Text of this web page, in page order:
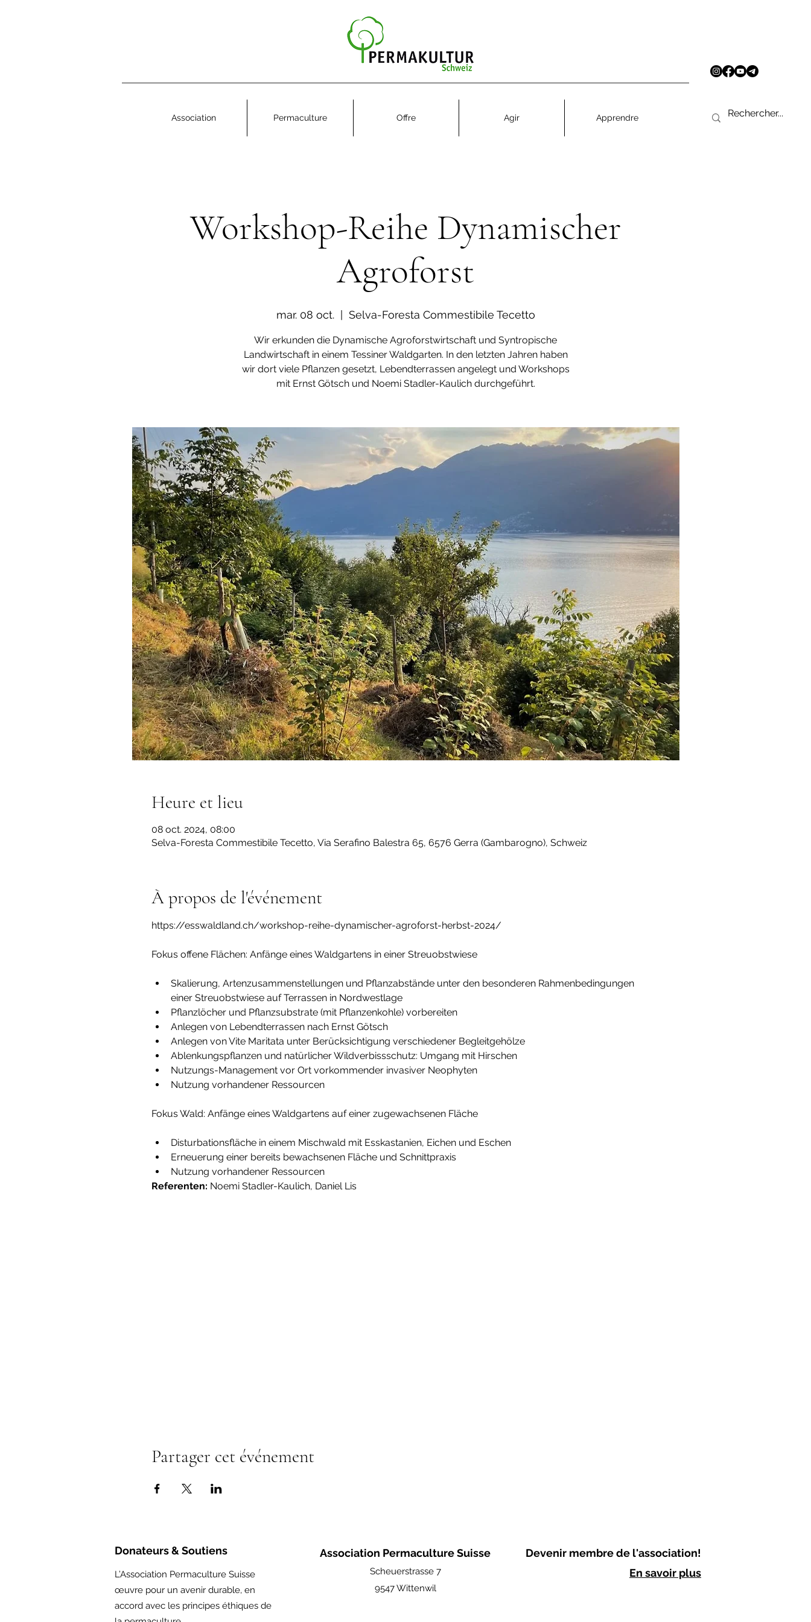
Association Permaculture Offre Agir Apprendre
Workshop-Reihe Dynamischer
Agroforst
mar. 08 oct.
  |
Selva-Foresta Commestibile Tecetto
Wir erkunden die Dynamische Agroforstwirtschaft und Syntropische
Landwirtschaft in einem Tessiner Waldgarten. In den letzten Jahren haben
wir dort viele Pflanzen gesetzt, Lebendterrassen angelegt und Workshops
mit Ernst Götsch und Noemi Stadler-Kaulich durchgeführt.
Heure et lieu
08 oct. 2024, 08:00
Selva-Foresta Commestibile Tecetto, Via Serafino Balestra 65, 6576 Gerra (Gambarogno), Schweiz
À propos de l'événement
https://esswaldland.ch/workshop-reihe-dynamischer-agroforst-herbst-2024/
Fokus offene Flächen: Anfänge eines Waldgartens in einer Streuobstwiese
Skalierung, Artenzusammenstellungen und Pflanzabstände unter den besonderen Rahmenbedingungen
einer Streuobstwiese auf Terrassen in Nordwestlage
Pflanzlöcher und Pflanzsubstrate (mit Pflanzenkohle) vorbereiten
Anlegen von Lebendterrassen nach Ernst Götsch
Anlegen von Vite Maritata unter Berücksichtigung verschiedener Begleitgehölze
Ablenkungspflanzen und natürlicher Wildverbissschutz: Umgang mit Hirschen
Nutzungs-Management vor Ort vorkommender invasiver Neophyten
Nutzung vorhandener Ressourcen
Fokus Wald: Anfänge eines Waldgartens auf einer zugewachsenen Fläche
Disturbationsfläche in einem Mischwald mit Esskastanien, Eichen und Eschen
Erneuerung einer bereits bewachsenen Fläche und Schnittpraxis
Nutzung vorhandener Ressourcen
Referenten: Noemi Stadler-Kaulich, Daniel Lis
Partager cet événement
Donateurs & Soutiens
L’Association Permaculture Suisse
œuvre pour un avenir durable, en
accord avec les principes éthiques de
Association Permaculture Suisse
Scheuerstrasse 7
9547 Wittenwil
Devenir membre de l'association!
En savoir plus